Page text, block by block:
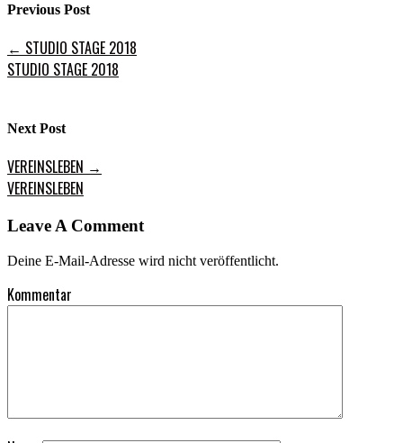
Previous Post
← STUDIO STAGE 2018
STUDIO STAGE 2018
Next Post
VEREINSLEBEN →
VEREINSLEBEN
Leave A Comment
Deine E-Mail-Adresse wird nicht veröffentlicht.
Kommentar